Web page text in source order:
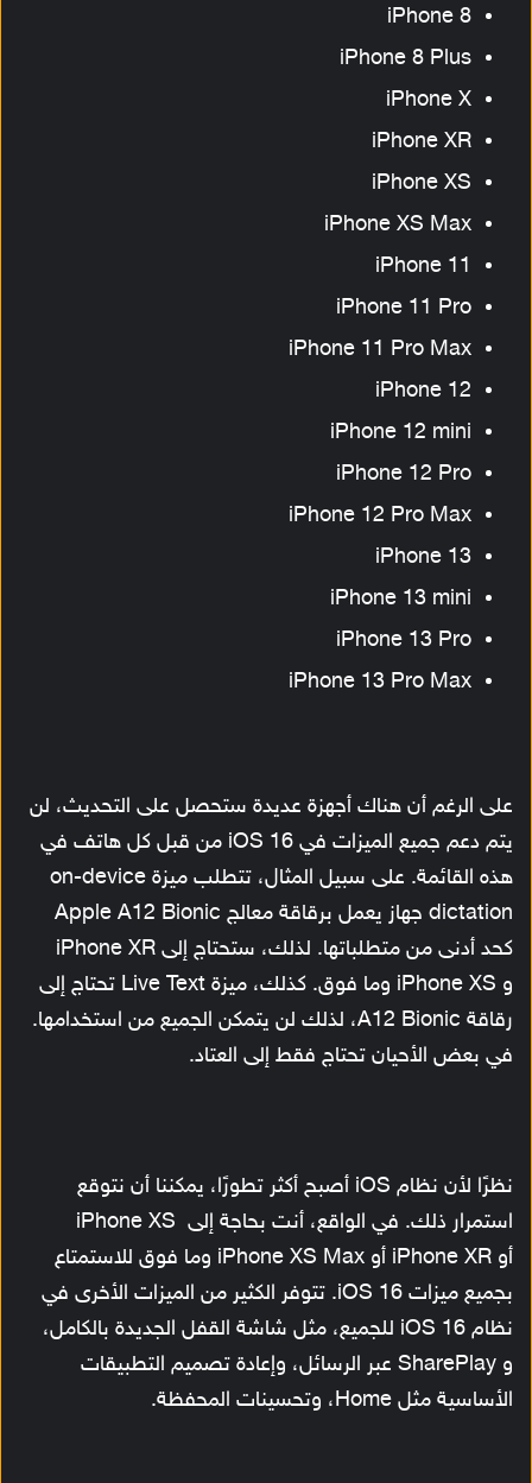
iPhone 8
iPhone 8 Plus
iPhone X
iPhone XR
iPhone XS
iPhone XS Max
iPhone 11
iPhone 11 Pro
iPhone 11 Pro Max
iPhone 12
iPhone 12 mini
iPhone 12 Pro
iPhone 12 Pro Max
iPhone 13
iPhone 13 mini
iPhone 13 Pro
iPhone 13 Pro Max
على الرغم أن هناك أجهزة عديدة ستحصل على التحديث، لن
يتم دعم جميع الميزات في iOS 16 من قبل كل هاتف في
هذه القائمة. على سبيل المثال، تتطلب ميزة on-device
dictation جهاز يعمل برقاقة معالج Apple A12 Bionic
كحد أدنى من متطلباتها. لذلك، ستحتاج إلى iPhone XR
و iPhone XS وما فوق. كذلك، ميزة Live Text تحتاج إلى
رقاقة A12 Bionic، لذلك لن يتمكن الجميع من استخدامها.
في بعض الأحيان تحتاج فقط إلى العتاد.
نظرًا لأن نظام iOS أصبح أكثر تطورًا، يمكننا أن نتوقع
استمرار ذلك. في الواقع، أنت بحاجة إلى iPhone XS
أو iPhone XR أو iPhone XS Max وما فوق للاستمتاع
بجميع ميزات iOS 16. تتوفر الكثير من الميزات الأخرى في
نظام iOS 16 للجميع، مثل شاشة القفل الجديدة بالكامل،
و SharePlay عبر الرسائل، وإعادة تصميم التطبيقات
الأساسية مثل Home، وتحسينات المحفظة.